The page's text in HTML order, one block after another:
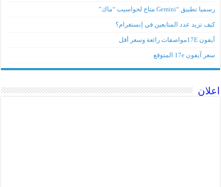
رسميا تطبيق “Gemini متاح لحواسيب “ماك”
كيف تزيد عدد المتابعين في إنستغرام؟
آيفون 17Eمواصفات رائعة وسعر أقل
سعر آيفون 17e المتوقع
اعلان